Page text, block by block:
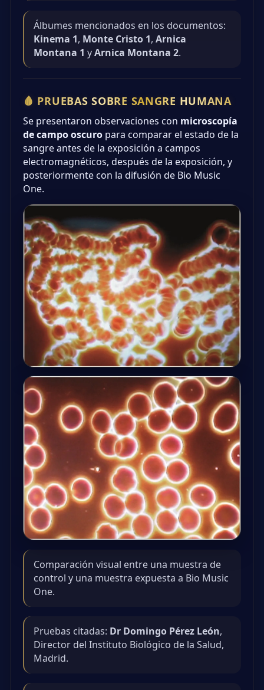
Álbumes mencionados en los documentos:
Kinema 1, Monte Cristo 1, Arnica
Montana 1 yArnica Montana 2.
🩸 PRUEBAS SOBRE SANGRE HUMANA
Se presentaron observaciones con microscopía
de campo oscuro para comparar el estado de la
sangre antes de la exposición a campos
electromagnéticos, después de la exposición, y
posteriormente con la difusión de Bio Music
One.
Comparación visual entre una muestra de
control y una muestra expuesta a Bio Music
One.
Pruebas citadas: Dr Domingo Pérez León,
Director del Instituto Biológico de la Salud,
Madrid.